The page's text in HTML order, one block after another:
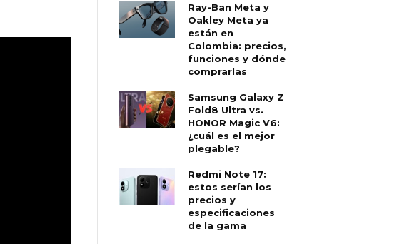
Ray-Ban Meta y
Oakley Meta ya
están en
Colombia: precios,
funciones y dónde
comprarlas
Samsung Galaxy Z
Fold8 Ultra vs.
HONOR Magic V6:
¿cuál es el mejor
plegable?
Redmi Note 17:
estos serían los
precios y
especificaciones
de la gama